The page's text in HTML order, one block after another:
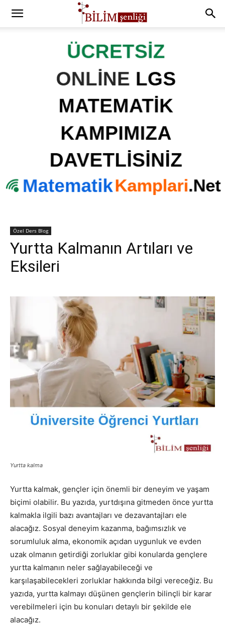
Özel Ders Blog
Yurtta Kalmanın Artıları ve
Eksileri
Yurtta kalma
Yurtta kalmak, gençler için önemli bir deneyim ve yaşam
biçimi olabilir. Bu yazıda, yurtdışına gitmeden önce yurtta
kalmakla ilgili bazı avantajları ve dezavantajları ele
alacağız. Sosyal deneyim kazanma, bağımsızlık ve
sorumluluk alma, ekonomik açıdan uygunluk ve evden
uzak olmanın getirdiği zorluklar gibi konularda gençlere
yurtta kalmanın neler sağlayabileceği ve
karşılaşabilecekleri zorluklar hakkında bilgi vereceğiz. Bu
yazıda, yurtta kalmayı düşünen gençlerin bilinçli bir karar
verebilmeleri için bu konuları detaylı bir şekilde ele
alacağız.